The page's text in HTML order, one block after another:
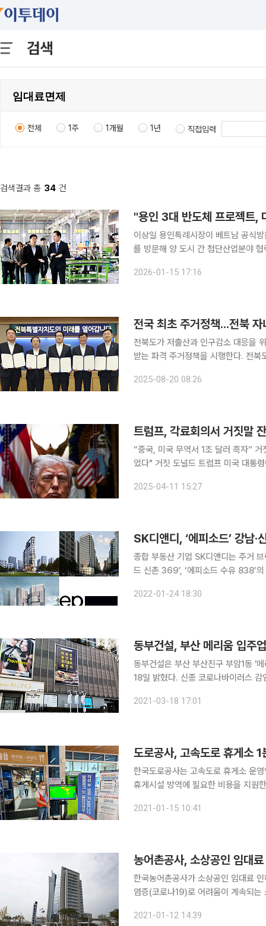
검색
전체 1주 1개월 1년 직접입력
검색결과 총 34 건
이상일 용인특례시장이 베트남 공식
를 방문해 양 도시 간 첨단산업분야 협력방안을 논의했다. 이 시
2026-01-15 17:16
전국 최초 주거정책...전북
전북도가 저출산과 인구감소 대응을
받는 파격 주거정책을 시행한다. 전북도는 이를 위해 19일 남원시·장수군·임실군, 전북개발공사와
2025-08-20 08:26
트럼프, 각료회의서 거짓말
“중국, 미국 무역서 1조 달러 흑자”
었다" 거짓 도널드 트럼프 미국 대통령이 각료회의에서 거짓말을 쏟아냈다. TV 중계에 잡힌 트럼프
프 대통령은 “중국이 미국과 무역에서
2025-04-11 15:27
SK디앤디, ‘에피소드’ 강남·
종합 부동산 기업 SK디앤디는 주거
드 신촌 369’, ‘에피소드 수유 838’의 투
101, 성수 121로 성공적인 브랜드 론
2022-01-24 18:30
동부건설, 부산 메리움 입주
동부건설은 부산 부산진구 부암1동 '
18일 밝혔다. 신종 코로나바이러스
업체 17곳이 입점해 있다. 동부건설
2021-03-18 17:01
도로공사, 고속도로 휴게소
한국도로공사는 고속도로 휴게소 운
휴게시설 방역에 필요한 비용을 지원한다고 15일 밝혔다. 지원대
2021-01-15 10:41
농어촌공사, 소상공인 임대
한국농어촌공사가 소상공인 임대료 인하를 오는 6월까
염증(코로나19)로 어려움이 계속되는
지난해 3월부터 12월까지 소상공인
2021-01-12 14:39